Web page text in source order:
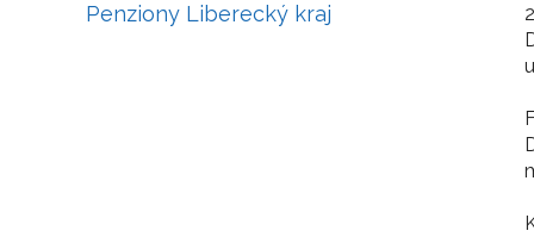
Penziony Liberecký kraj